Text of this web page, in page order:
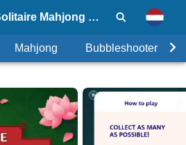
Wellgames : Solitaire Mahjong Classic
Mahjong Bubbleshooter